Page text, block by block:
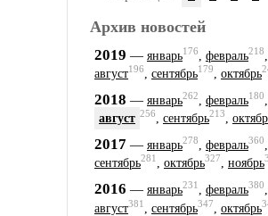
Архив новостей
2019 — январь176 февраль218
август196, сентябрь179, октябрь
2018 — январь262 февраль180
август 256, сентябрь213,
2017 — январь278 февраль360
сентябрь281, октябрь327, ноябрь
2016 — январь231 февраль380
август381 сентябрь347 октябрь